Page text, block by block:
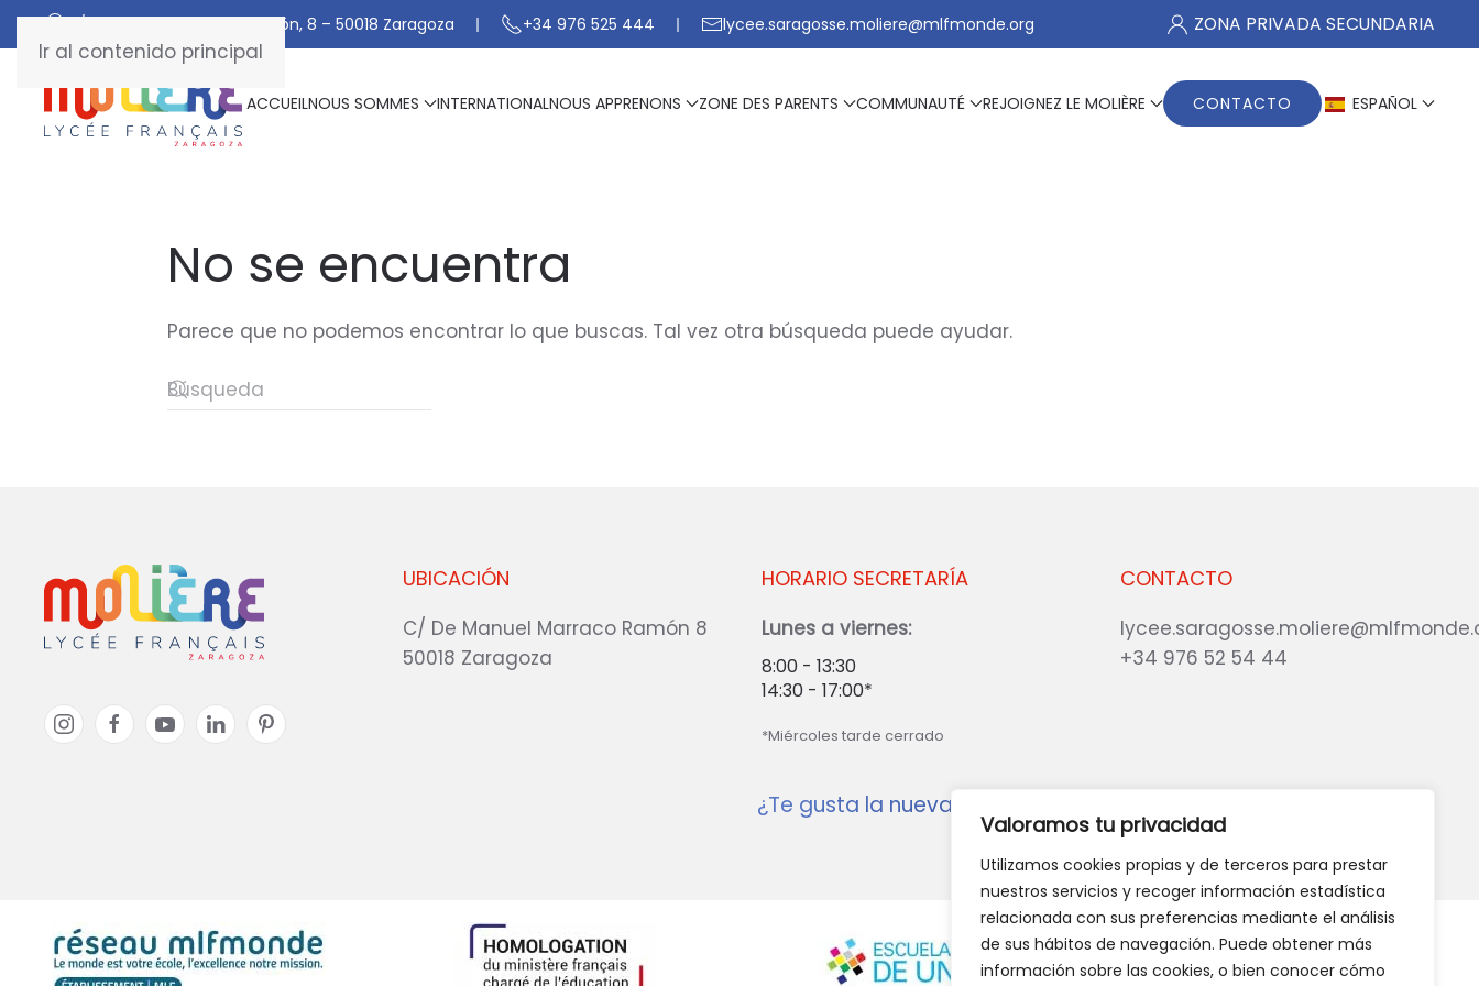
Valoramos tu privacidad
Utilizamos cookies propias y de terceros para prestar
nuestros servicios y recoger información estadística
relacionada con sus preferencias mediante el análisis
de sus hábitos de navegación. Puede obtener más
información sobre las cookies, o bien conocer cómo
Ir al contenido principal
C/ De Manuel Marraco Ramón, 8 – 50018 Zaragoza +34 976 525 444 lycee.saragosse.moliere@mlfmonde.org ZONA PRIVADA SECUNDARIA
ACCUEILNOUS SOMMES INTERNATIONALNOUS APPRENONS ZONE DES PARENTS COMMUNAUTÉ REJOIGNEZ LE MOLIÈRE CONTACTO ESPAÑOL
No se encuentra
Parece que no podemos encontrar lo que buscas. Tal vez otra búsqueda puede ayudar.
UBICACIÓN
C/ De Manuel Marraco Ramón 8
50018 Zaragoza
CONTACTO
+34 976 52 54 44
HORARIO SECRETARÍA
Lunes a viernes:
8:00 - 13:30
14:30 - 17:00*
*Miércoles tarde cerrado
¿Te gusta la nueva web?